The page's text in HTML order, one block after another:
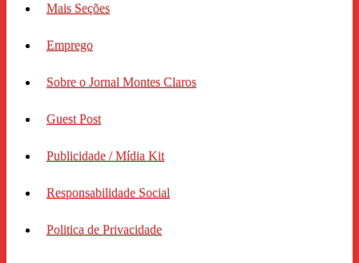
Mais Seções
Emprego
Sobre o Jornal Montes Claros
Guest Post
Publicidade / Mídia Kit
Responsabilidade Social
Politica de Privacidade